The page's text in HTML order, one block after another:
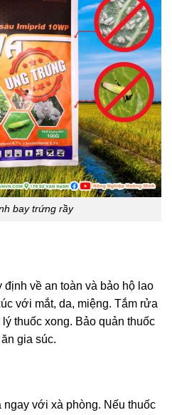
bay trứng rầy
về an toàn và bảo hộ lao
với mắt, da, miệng. Tắm rửa
thuốc xong. Bảo quản thuốc
gia súc.
ngay với xà phòng. Nếu thuốc